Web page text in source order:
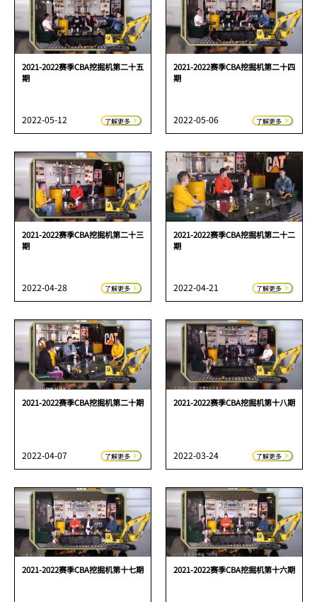
2021-2022赛季CBA挖掘机第二十五
期
2022-05-12 了解更多
2021-2022赛季CBA挖掘机第二十四
期
2022-05-06 了解更多
2021-2022赛季CBA挖掘机第二十三
期
2022-04-28 了解更多
2021-2022赛季CBA挖掘机第二十二
期
2022-04-21 了解更多
2021-2022赛季CBA挖掘机第二十期
2022-04-07 了解更多
2021-2022赛季CBA挖掘机第十八期
2022-03-24 了解更多
2021-2022赛季CBA挖掘机第十七期 2021-2022赛季CBA挖掘机第十六期